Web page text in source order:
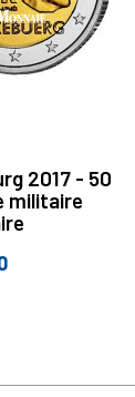
2017 - 50
militaire